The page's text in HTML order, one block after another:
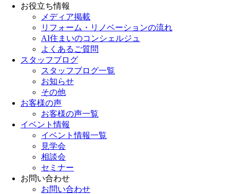
お役立ち情報
メディア掲載
リフォーム・リノベーションの流れ
AI住まいのコンシェルジュ
よくあるご質問
スタッフブログ
スタッフブログ一覧
お知らせ
その他
お客様の声
お客様の声一覧
イベント情報
イベント情報一覧
見学会
相談会
セミナー
お問い合わせ
お問い合わせ